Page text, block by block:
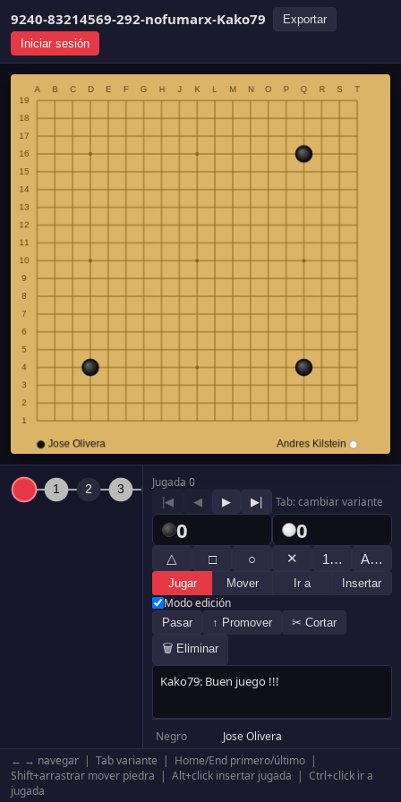
9240-83214569-292-nofumarx-Kako79
Exportar
Iniciar sesión
Jugada 0
|◀ ◀ ▶ ▶| Tab: cambiar variante
0 0
△ □ ○ ✕ 1… A…
Jugar Mover Ir a Insertar
Modo edición
Pasar ↑ Promover
✂ Cortar
🗑 Eliminar
Negro
Jose Olivera
Blanco
Andres Kilstein
Resultado
Negro +38.5
← → navegar | Tab variante | Home/End primero/último |
Shift+arrastrar mover piedra | Alt+click insertar jugada | Ctrl+click ir a
jugada